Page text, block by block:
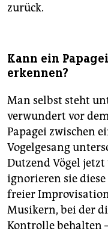
zurück.
Kann ein
erkennen?
Man selbst steht
verwundert vor
Papagei zwischen
Vogelgesang
Dutzend Vögel jetzt
ignorieren sie
freier
Musikern, bei der
Kontrolle behalten